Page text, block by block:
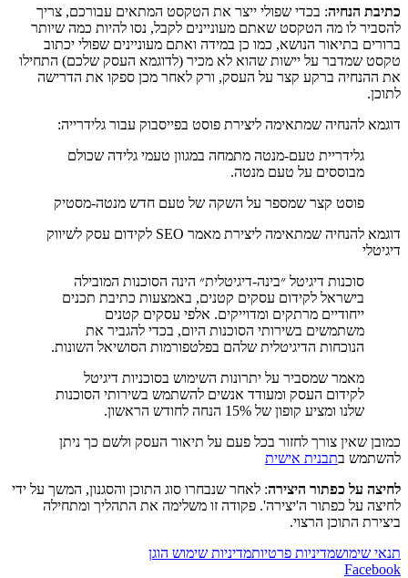
כתיבת הנחיה: בכדי שפולי ייצר את הטקסט המתאים עבורכם, צריך
להסביר לו מה הטקסט שאתם מעוניינים לקבל, נסו להיות כמה שיותר
ברורים בתיאור הנושא, כמו כן במידה ואתם מעוניינים שפולי יכתוב
טקסט שמדבר על יישות שהוא לא מכיר (לדוגמא העסק שלכם) התחילו
את ההנחיה ברקע קצר על העסק, ורק לאחר מכן ספקו את הדרישה
לתוכן.
דוגמא להנחיה שמתאימה ליצירת פוסט בפייסבוק עבור גלידרייה:
גלידריית טעם-מנטה מתמחה במגוון טעמי גלידה שכולם
מבוססים על טעם מנטה.
פוסט קצר שמספר על השקה של טעם חדש מנטה-מסטיק
דוגמא להנחיה שמתאימה ליצירת מאמר SEO לקידום עסק לשיווק
דיגיטלי
סוכנות דיגיטל ״בינה-דיגיטלית״ הינה הסוכנות המובילה
בישראל לקידום עסקים קטנים, באמצעות כתיבת תכנים
ייחודיים מרתקים ומדוייקים. אלפי עסקים קטנים
משתמשים בשירותי הסוכנות היום, בכדי להגביר את
הנוכחות הדיגיטלית שלהם בפלטפורמות הסושיאל השונות.
מאמר שמסביר על יתרונות השימוש בסוכניות דיגיטל
לקידום העסק ומעודד אנשים להשתמש בשירותי הסוכנות
שלנו ומציע קופון של 15% הנחה לחודש הראשון.
כמובן שאין צורך לחזור בכל פעם על תיאור העסק ולשם כך ניתן
להשתמש בתבנית אישית
לחיצה על כפתור היצירה: לאחר שנבחרו סוג התוכן והסגנון, המשך על ידי
לחיצה על כפתור ה'יצירה'. פקודה זו משלימה את התהליך ומתחילה
ביצירת התוכן הרצוי.
תנאי שימושמדיניות פרטיותמדיניות שימוש הוגן
Facebook